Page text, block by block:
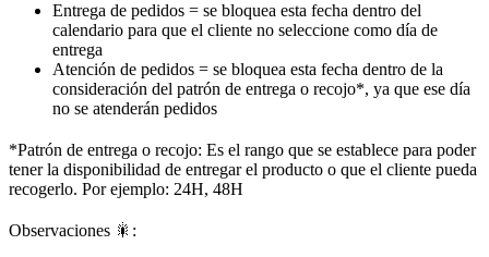
Entrega de pedidos = se bloquea esta fecha dentro del
calendario para que el cliente no seleccione como día de
entrega
Atención de pedidos = se bloquea esta fecha dentro de la
consideración del patrón de entrega o recojo*, ya que ese día
no se atenderán pedidos
*Patrón de entrega o recojo: Es el rango que se establece para poder
tener la disponibilidad de entregar el producto o que el cliente pueda
recogerlo. Por ejemplo: 24H, 48H
Observaciones 🎇: